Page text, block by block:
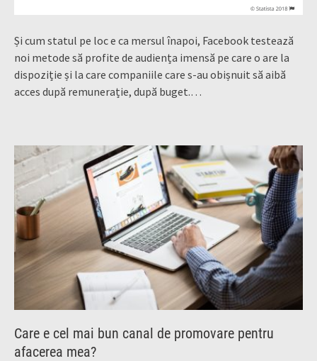
Și cum statul pe loc e ca mersul înapoi, Facebook testează
noi metode să profite de audiența imensă pe care o are la
dispoziție și la care companiile care s-au obișnuit să aibă
acces după remunerație, după buget.…
Care e cel mai bun canal de promovare pentru
afacerea mea?